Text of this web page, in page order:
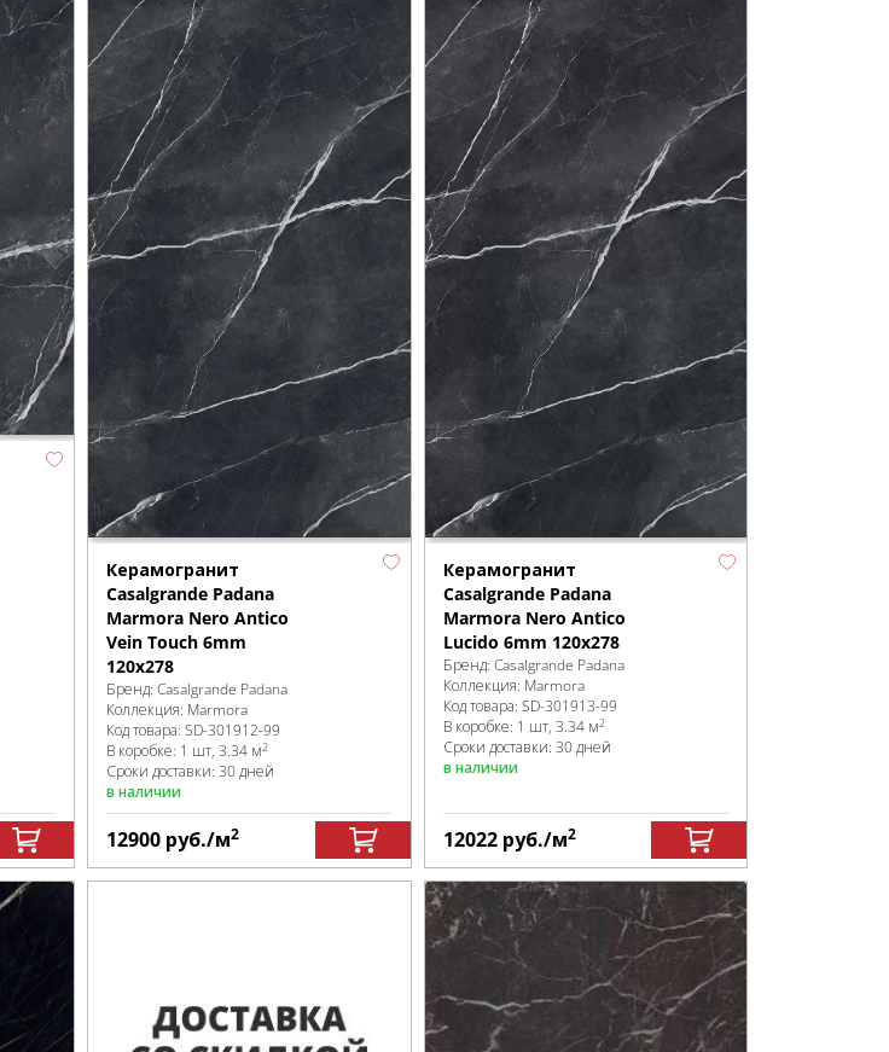
Керамогранит
Casalgrande Padana
Marmora Nero Antico
Vein Touch 6mm
120x278
Бренд:Casalgrande Padana
Коллекция: Marmora
Код товара:SD-301912-99
В коробке: 1 шт, 3.34 м2
Сроки доставки: 30 дней
в наличии
12900 руб./м2
Керамогранит
Casalgrande Padana
Marmora Nero Antico
Lucido 6mm 120x278
Бренд: Casalgrande Padana
Коллекция: Marmora
Код товара: SD-301913-99
В коробке: 1 шт, 3.34 м2
Сроки доставки: 30 дней
в наличии
12022 руб./м2